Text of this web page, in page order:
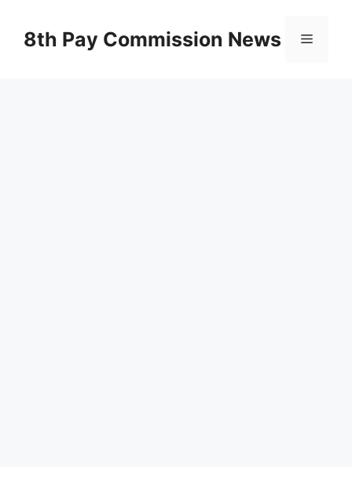
content8th Pay Commission News Menu